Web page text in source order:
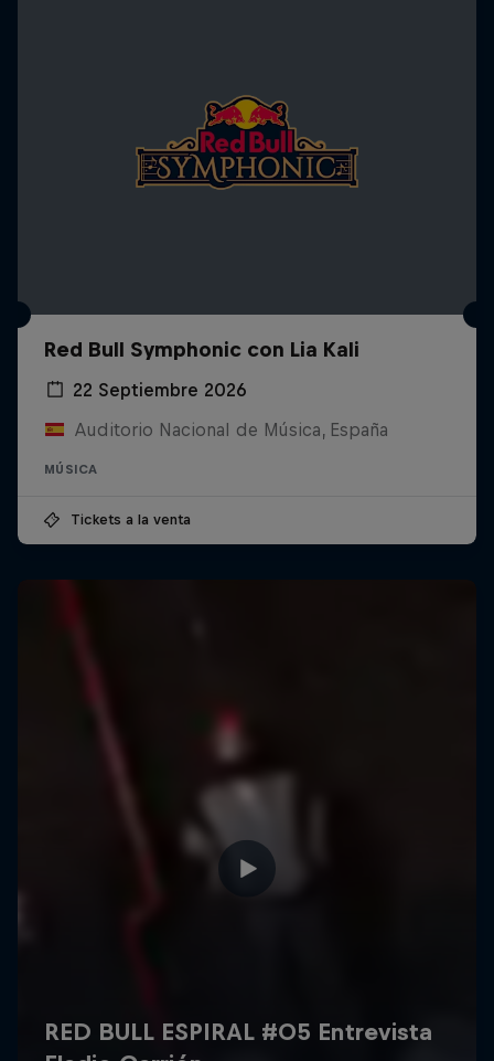
Red Bull Symphonic con Lia Kali
22 Septiembre 2026
Auditorio Nacional de Música, España
MÚSICA
Tickets a la venta